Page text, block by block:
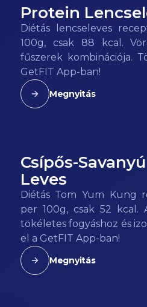
88kcal
Protein
Diétás lencseleves
100g, csak 88 kcal.
fűszerek kombinációja.
GetFIT App-ban!
Megnyitás
52kcal
Csípős-
Leves
Diétás Tom Yum Kung
per 100g, csak 52 kcal.
tökéletes fogyáshoz és
el a GetFIT App-ban!
Megnyitás